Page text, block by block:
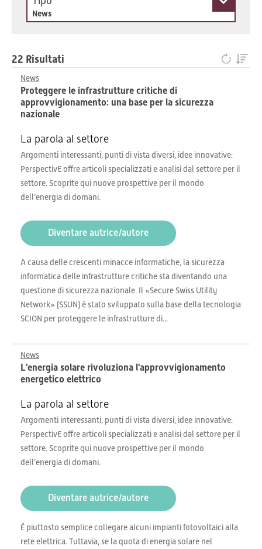
News
22 Risultati
News
Proteggere le infrastrutture critiche di
approvvigionamento: una base per la sicurezza
nazionale
La parola al settore
Argomenti interessanti, punti di vista diversi, idee innovative:
PerspectivE offre articoli specializzati e analisi dal settore per il
settore. Scoprite qui nuove prospettive per il mondo
dell’energia di domani.
Diventare autrice/autore
A causa delle crescenti minacce informatiche, la sicurezza
informatica delle infrastrutture critiche sta diventando una
questione di sicurezza nazionale. Il «Secure Swiss Utility
Network» (SSUN) è stato sviluppato sulla base della tecnologia
SCION per proteggere le infrastrutture di...
News
L'energia solare rivoluziona l'approvvigionamento
energetico elettrico
La parola al settore
Argomenti interessanti, punti di vista diversi, idee innovative:
PerspectivE offre articoli specializzati e analisi dal settore per il
settore. Scoprite qui nuove prospettive per il mondo
dell’energia di domani.
Diventare autrice/autore
È piuttosto semplice collegare alcuni impianti fotovoltaici alla
rete elettrica. Tuttavia, se la quota di energia solare nel